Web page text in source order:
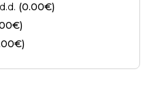
(0.00€)